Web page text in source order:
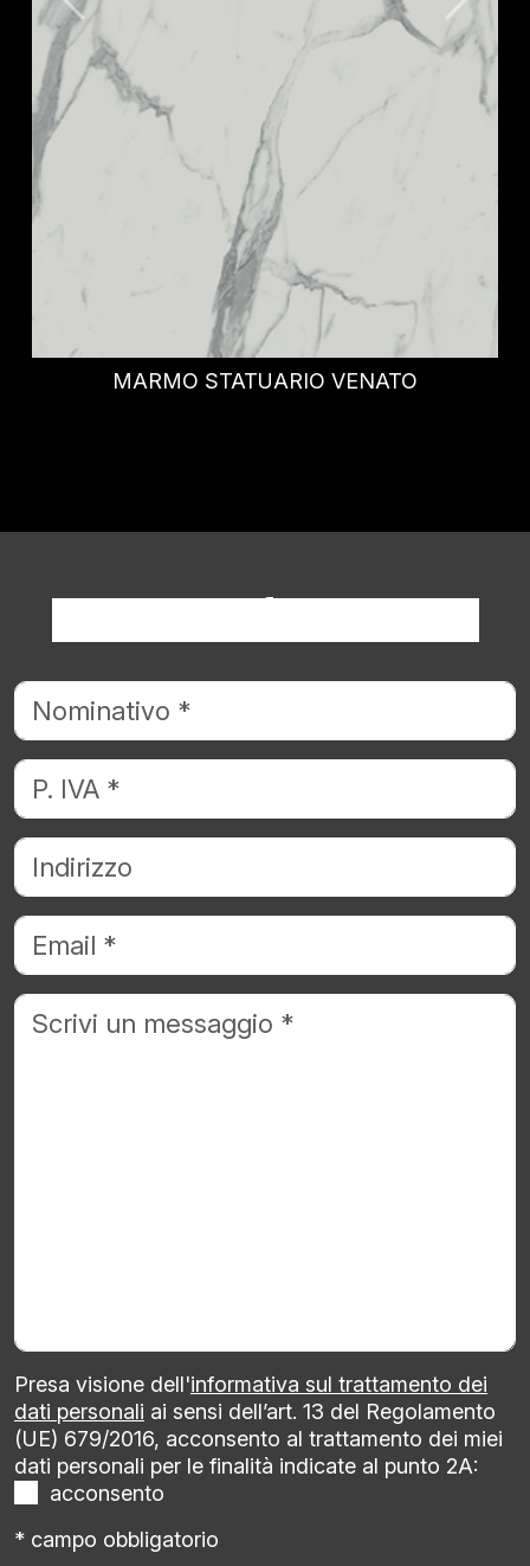
IDRIS
Richiedi informazioni
Presa visione dell'informativa sul trattamento dei
dati personali ai sensi dell’art. 13 del Regolamento
(UE) 679/2016, acconsento al trattamento dei miei
dati personali per le finalità indicate al punto 2A:
acconsento
* campo obbligatorio